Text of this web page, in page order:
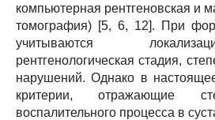
компьютерная рентгеновская и
томография) [5, 6, 12]. При
учитываются
рентгенологическая стадия,
нарушений. Однако в
критерии, отражающие
воспалительного процесса в